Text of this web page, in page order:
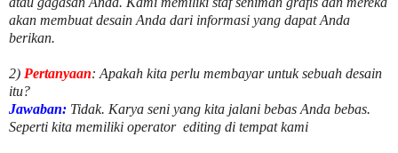
akan membuat desain Anda dari informasi yang dapat Anda
berikan.
2) Pertanyaan: Apakah kita perlu membayar untuksebuah desain
itu?
Jawaban: Tidak. Karya seni yang kita jalani bebas Anda bebas.
Seperti kita memiliki operator editing di tempat kami